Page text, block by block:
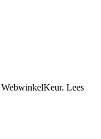
WebwinkelKeur. Lees